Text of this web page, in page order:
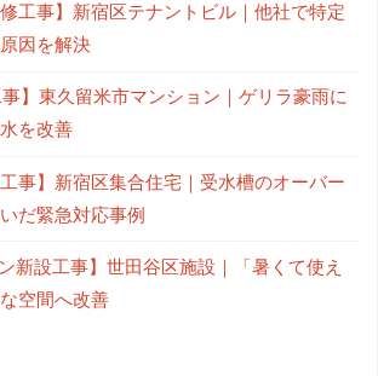
工事】新宿区テナントビル｜他社で特定
因を解決
】東久留米市マンション｜ゲリラ豪雨に
を改善
事】新宿区集合住宅｜受水槽のオーバー
だ緊急対応事例
新設工事】世田谷区施設｜「暑くて使え
空間へ改善